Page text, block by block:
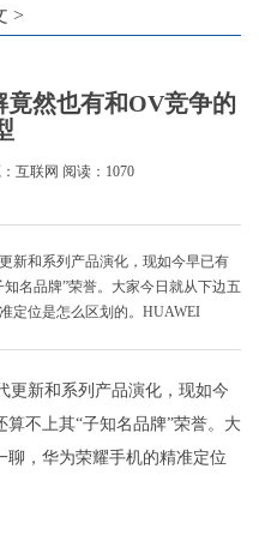
>
然也有和OV竞争的
互联网 阅读：1070
新和系列产品演化，现如今早已有
名品牌”荣誉。大家今日就从下边五
定位是怎么区划的。HUAWEI
更新和系列产品演化，现如今
不上其“子知名品牌”荣誉。大
，华为荣耀手机的精准定位